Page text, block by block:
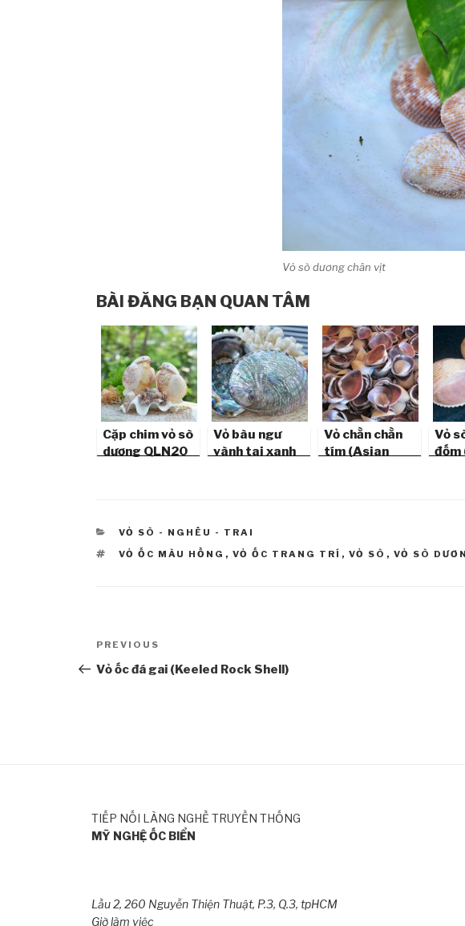
Vỏ sò dương chân vịt
BÀI ĐĂNG BẠN QUAN TÂM
Cặp chim vỏ sò
dương QLN20
Vỏ bàu ngư
vành tai xanh
Vỏ chằn chằn
tím (Asian
Vỏ
CATEGORIES
VỎ SÒ - NGHÊU - TRAI
TAGS
VỎ ỐC MÀU HỒNG , VỎ ỐC TRANG TRÍ , VỎ SÒ , VỎ SÒ
navigation
Previous
Post
PREVIOUS
Vỏ ốc đá gai (Keeled Rock Shell)
TIẾP NỐI LÀNG NGHỀ TRUYỀN THỐNG
MỸ NGHỆ ỐC BIỂN
Lầu 2, 260 Nguyễn Thiện Thuật, P.3, Q.3, tpHCM
Giờ làm việc